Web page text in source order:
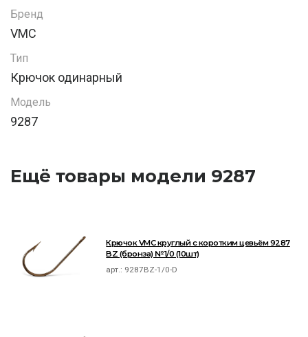
Бренд
VMC
Тип
Крючок одинарный
Модель
9287
Ещё товары модели 9287
Крючок VMC круглый с коротким цевьём 9287
BZ (бронза) №1/0 (10шт)
арт.: 9287BZ-1/0-D